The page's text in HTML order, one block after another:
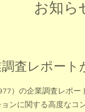
お知ら
査レポート
）の企業調査レポ
ンに関する高度なコ